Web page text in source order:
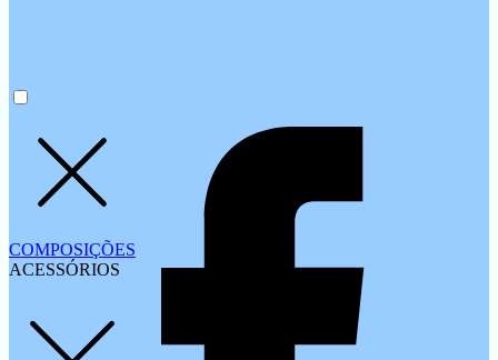
COMPOSIÇÕES
ACESSÓRIOS